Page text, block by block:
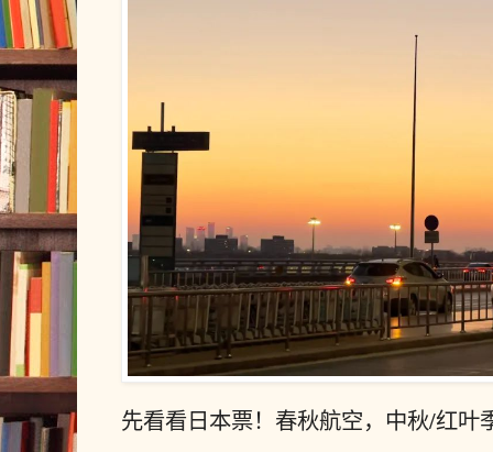
先看看日本票！春秋航空，中秋/红叶